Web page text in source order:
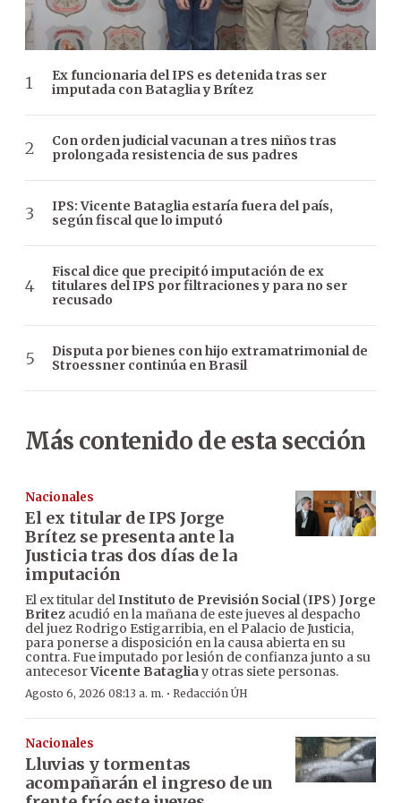
Ex funcionaria del IPS es detenida tras ser
imputada con Bataglia y Brítez
Con orden judicial vacunan a tres niños tras
prolongada resistencia de sus padres
IPS: Vicente Bataglia estaría fuera del país,
según fiscal que lo imputó
Fiscal dice que precipitó imputación de ex
titulares del IPS por filtraciones y para no ser
recusado
Disputa por bienes con hijo extramatrimonial de
Stroessner continúa en Brasil
Más contenido de esta sección
Nacionales
El ex titular de IPS Jorge
Brítez se presenta ante la
Justicia tras dos días de la
imputación
El ex titular delInstituto de Previsión Social(IPS) Jorge
Britez acudió en la mañana de este jueves al despacho
del juez Rodrigo Estigarribia, en el Palacio de Justicia,
para ponerse a disposición en la causa abierta en su
contra. Fue imputado por lesión de confianza junto a su
antecesorVicente Batagliay otras siete personas.
Agosto 6, 2026 08:13 a. m. · Redacción ÚH
Nacionales
Lluvias y tormentas
acompañarán el ingreso de un